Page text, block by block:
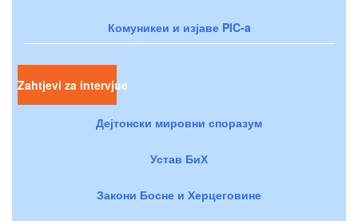
Комуникеи и изјаве PIC-a
Zahtjevi za intervjue
Дејтонски мировни споразум
Устав БиХ
Закони Босне и Херцеговине